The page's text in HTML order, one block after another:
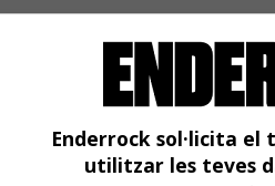
Enderrock sol·licita
utilitzar les teves